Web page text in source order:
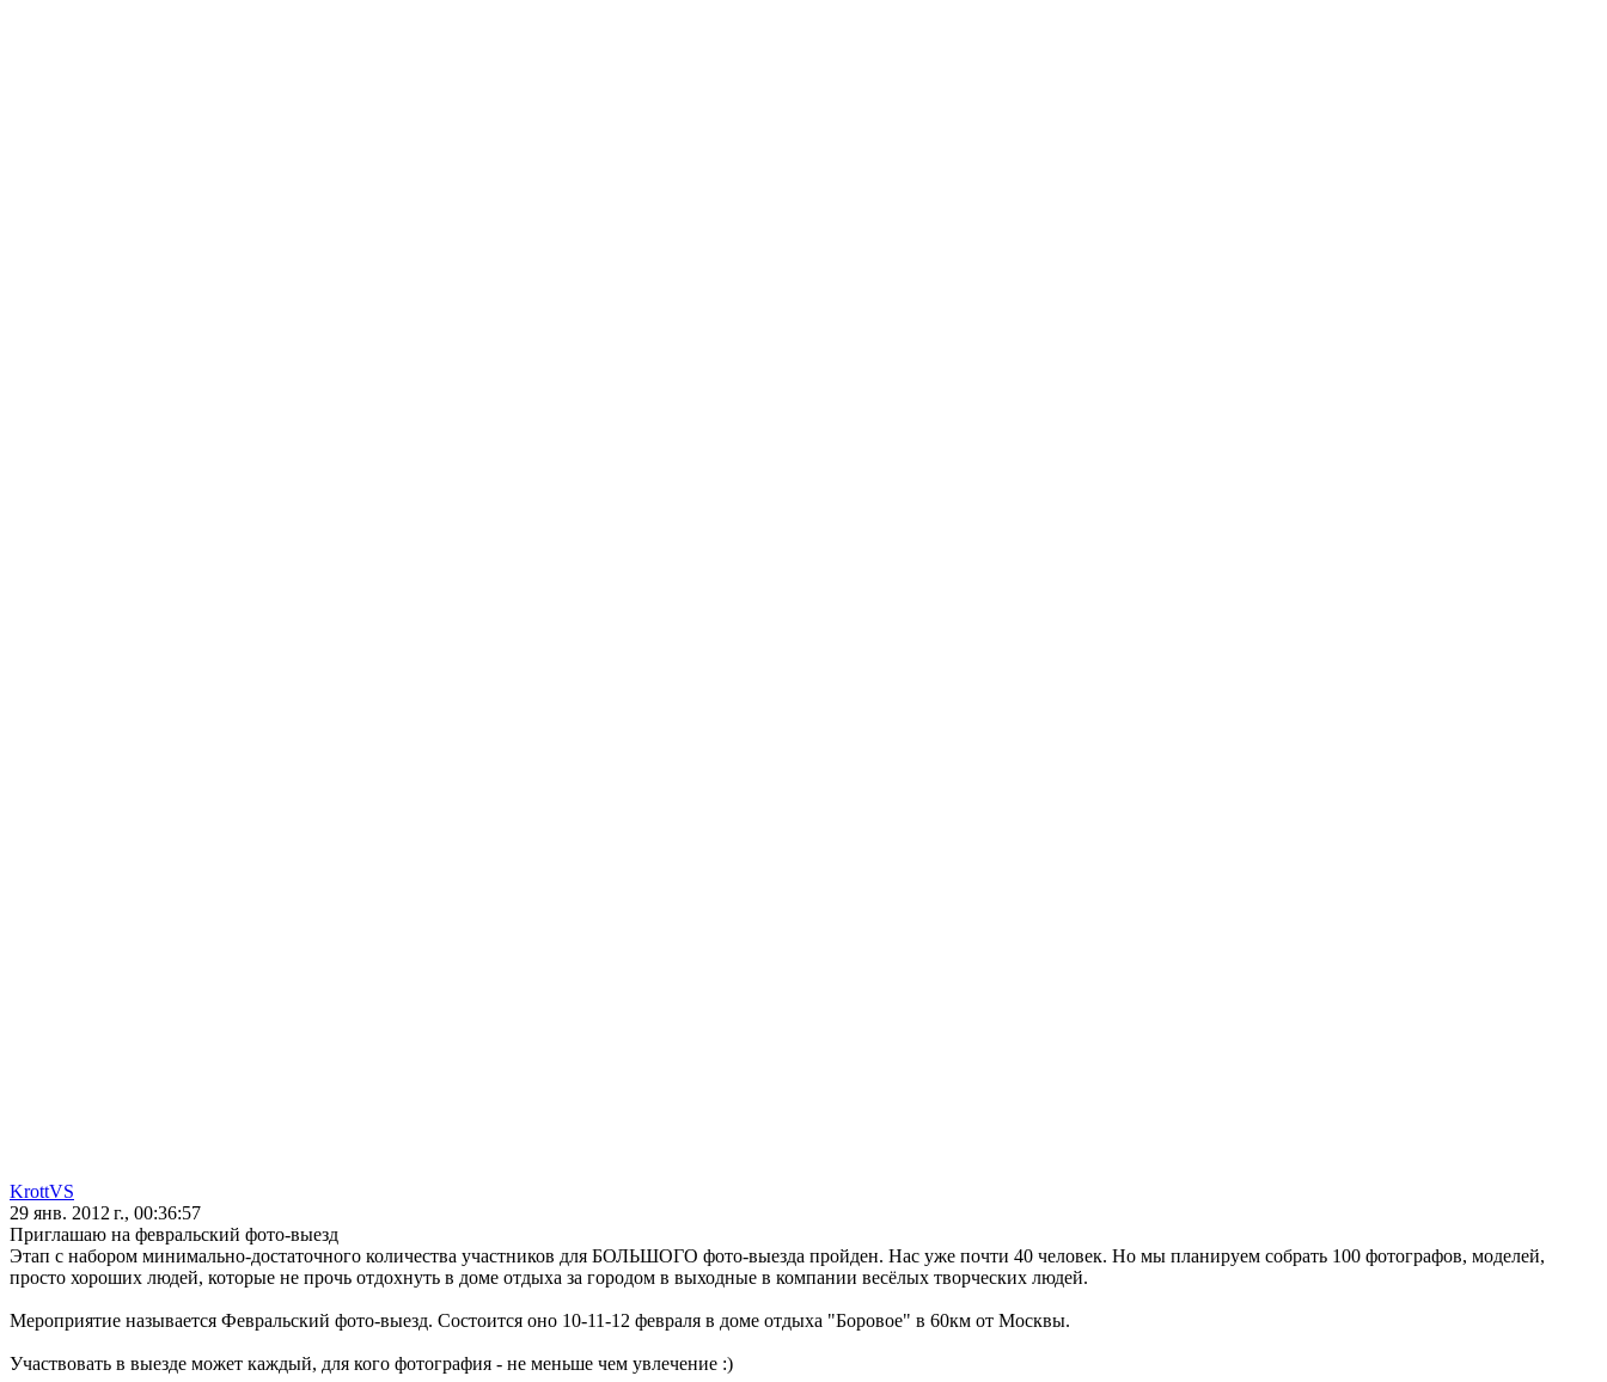
KrottVS
29 янв. 2012 г., 00:36:57
Приглашаю на февральский фото-выезд
Этап с набором минимально-достаточного количества участников для БОЛЬШОГО фото-выезда пройден. Нас уже почти 40 человек. Но мы планируем собрать 100 фотографов, моделей,
просто хороших людей, которые не прочь отдохнуть в доме отдыха за городом в выходные в компании весёлых творческих людей.
Мероприятие называется Февральский фото-выезд. Состоится оно 10-11-12 февраля в доме отдыха "Боровое" в 60км от Москвы.
Участвовать в выезде может каждый, для кого фотография - не меньше чем увлечение :)